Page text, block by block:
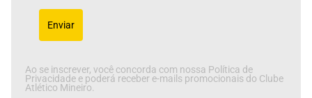
Enviar
Ao se inscrever, você concorda com nossa Política de
Privacidade e poderá receber e-mails promocionais do Clube
Atlético Mineiro.